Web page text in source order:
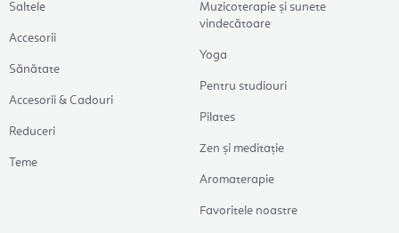
Saltele
Accesorii
Sănătate
Accesorii & Cadouri
Reduceri
Teme
Muzicoterapie și sunete
vindecătoare
Yoga
Pentru studiouri
Pilates
Zen și meditație
Aromaterapie
Favoritele noastre